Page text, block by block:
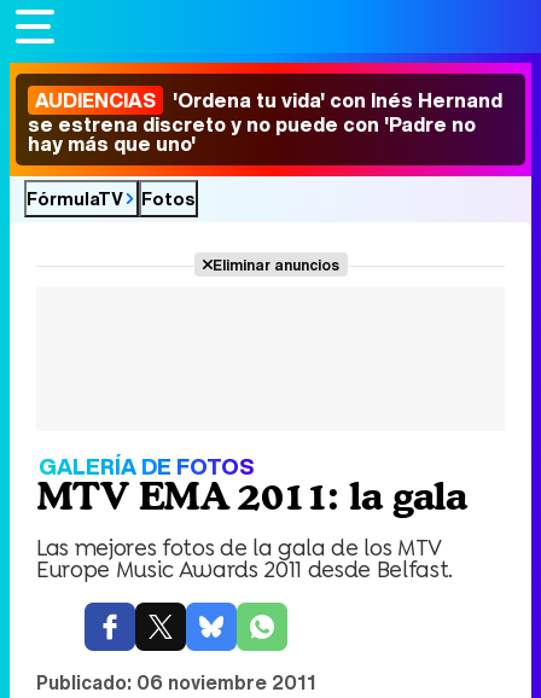
AUDIENCIAS 'Ordena tu vida' con Inés Hernand
se estrena discreto y no puede con 'Padre no
hay más que uno'
FórmulaTV Fotos
Eliminar anuncios
GALERÍA DE FOTOS
MTV EMA 2011: la gala
Las mejores fotos de la gala de los MTV
Europe Music Awards 2011 desde Belfast.
Publicado: 06 noviembre 2011